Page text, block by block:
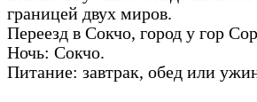
границей двух миров.
Переезд в Сокчо, город у гор
Ночь: Сокчо.
Питание: завтрак, обед или